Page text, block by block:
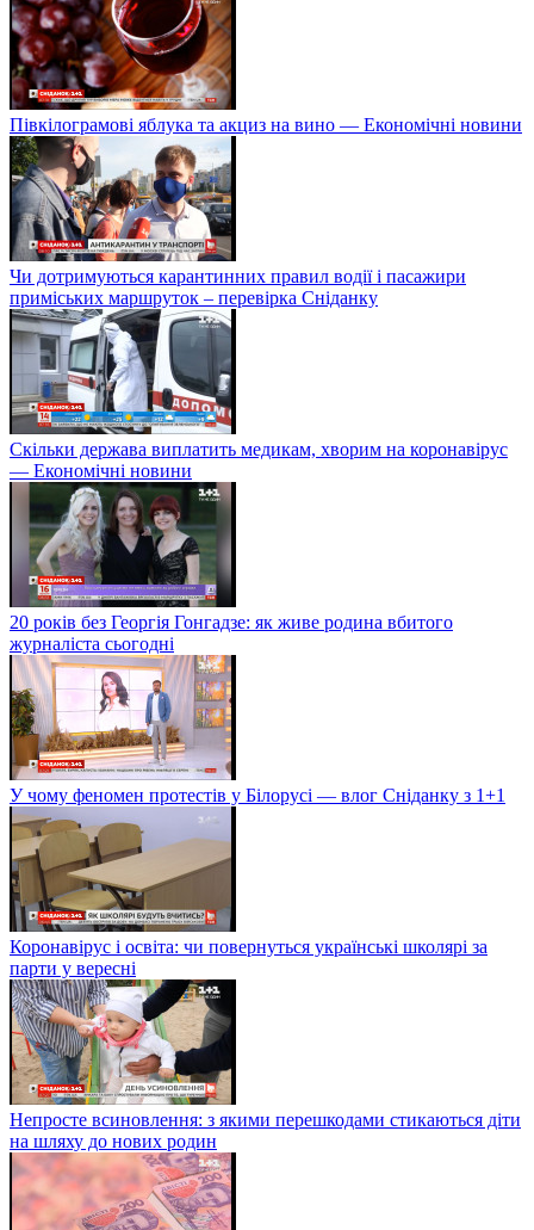
Півкілограмові яблука та акциз на вино — Економічні новини
Чи дотримуються карантинних правил водії і пасажири
приміських маршруток – перевірка Сніданку
Скільки держава виплатить медикам, хворим на коронавірус
— Економічні новини
20 років без Георгія Гонгадзе: як живе родина вбитого
журналіста сьогодні
У чому феномен протестів у Білорусі — влог Сніданку з 1+1
Коронавірус і освіта: чи повернуться українські школярі за
парти у вересні
Непросте всиновлення: з якими перешкодами стикаються діти
на шляху до нових родин